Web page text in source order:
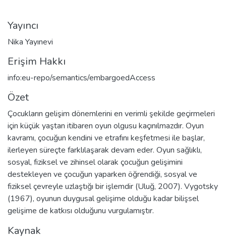
Yayıncı
Nika Yayınevi
Erişim Hakkı
info:eu-repo/semantics/embargoedAccess
Özet
Çocukların gelişim dönemlerini en verimli şekilde geçirmeleri
için küçük yaştan itibaren oyun olgusu kaçınılmazdır. Oyun
kavramı, çocuğun kendini ve etrafını keşfetmesi ile başlar,
ilerleyen süreçte farklılaşarak devam eder. Oyun sağlıklı,
sosyal, fiziksel ve zihinsel olarak çocuğun gelişimini
destekleyen ve çocuğun yaparken öğrendiği, sosyal ve
fiziksel çevreyle uzlaştığı bir işlemdir (Uluğ, 2007). Vygotsky
(1967), oyunun duygusal gelişime olduğu kadar bilişsel
gelişime de katkısı olduğunu vurgulamıştır.
Kaynak